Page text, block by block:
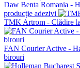
Daw Benta Romania -
producție adezivi
TMK Artrom - Clădire
FAN Courier Active -
birouri